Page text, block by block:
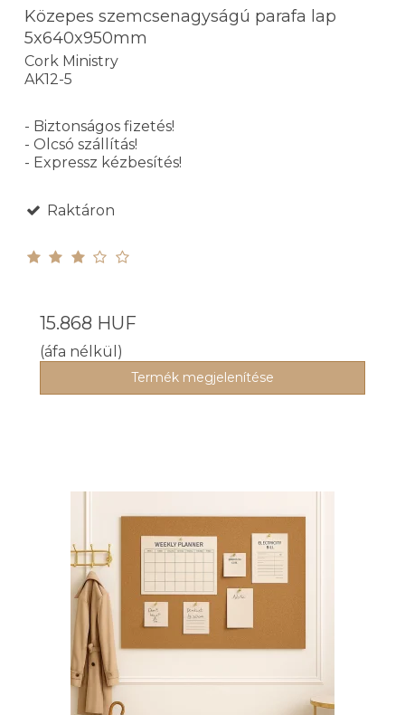
Közepes szemcsenagyságú parafa lap
5x640x950mm
Cork Ministry
AK12-5
- Biztonságos fizetés!
- Olcsó szállítás!
- Expressz kézbesítés!
Raktáron
15.868 HUF
(áfa nélkül)
Termék megjelenítése